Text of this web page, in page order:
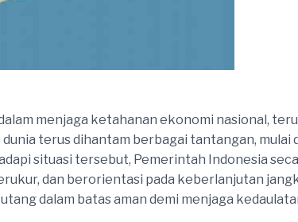
menjaga ketahanan ekonomi nasional,
terus dihantam berbagai tantangan, mulai
situasi tersebut, Pemerintah Indonesia
dan berorientasi pada keberlanjutan
dalam batas aman demi menjaga